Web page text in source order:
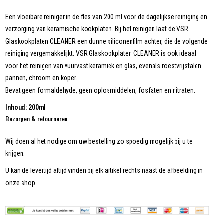
Een vloeibare reiniger in de fles van 200 ml voor de dagelijkse reiniging en
verzorging van keramische kookplaten. Bij het reinigen laat de VSR
Glaskookplaten CLEANER een dunne siliconenfilm achter, die de volgende
reiniging vergemakkelijkt. VSR Glaskookplaten CLEANER is ook ideaal
voor het reinigen van vuurvast keramiek en glas, evenals roestvrijstalen
pannen, chroom en koper.
Bevat geen formaldehyde, geen oplosmiddelen, fosfaten en nitraten.
Inhoud: 200ml
Bezorgen & retourneren
Wij doen al het nodige om uw bestelling zo spoedig mogelijk bij u te
krijgen.
U kan de levertijd altijd vinden bij elk artikel rechts naast de afbeelding in
onze shop.